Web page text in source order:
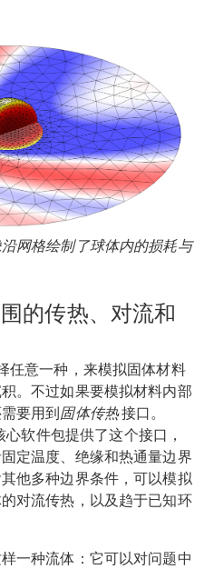
网格绘制了球体内的损耗与
的传热、对流和
任意一种，来模拟固体材料
。不过如果要模拟材料内部
要用到固体传热接口。
心软件包提供了这个接口，
定温度、绝缘和热通量边界
他多种边界条件，可以模拟
对流传热，以及趋于已知环
一种流体：它可以对问题中